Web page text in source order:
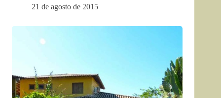
21 de agosto de 2015